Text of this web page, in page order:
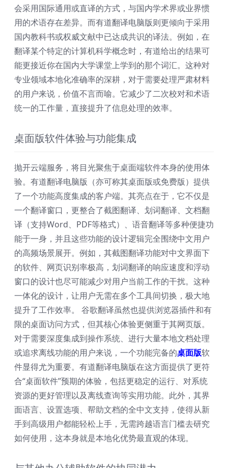
会采用国际通用或直译的方式，与国内学术界或业界惯
用的术语存在差异。而有道翻译电脑版则更倾向于采用
国内教科书或权威文献中已达成共识的译法。例如，在
翻译某个特定的计算机科学概念时，有道给出的结果可
能更接近你在国内大学课堂上学到的那个词汇。这种对
专业领域本地化准确率的深耕，对于需要处理严肃材料
的用户来说，价值不言而喻。它减少了二次校对和术语
统一的工作量，直接提升了信息处理的效率。
桌面版软件体验与功能集成
抛开云端服务，将目光聚焦于桌面端软件本身的使用体
验。有道翻译电脑版（亦可称其桌面版或免费版）提供
了一个功能高度集成的客户端。其亮点在于，它不仅是
一个翻译窗口，更整合了截图翻译、划词翻译、文档翻
译（支持Word、PDF等格式）、语音翻译等多种便捷功
能于一身，并且这些功能的设计逻辑完全围绕中文用户
的高频场景展开。例如，其截图翻译功能对中文界面下
的软件、网页识别率极高，划词翻译的响应速度和浮动
窗口的设计也尽可能减少对用户当前工作的干扰。这种
一体化的设计，让用户无需在多个工具间切换，极大地
提升了工作效率。 谷歌翻译虽然也提供浏览器插件和有
限的桌面访问方式，但其核心体验更侧重于其网页版。
对于需要深度集成到操作系统、进行大量本地文档处理
或追求离线功能的用户来说，一个功能完备的桌面版软
件显得尤为重要。有道翻译电脑版在这方面提供了更符
合“桌面软件”预期的体验，包括更稳定的运行、对系统
资源的更好管理以及离线查询等实用功能。此外，其界
面语言、设置选项、帮助文档的全中文支持，使得从新
手到高级用户都能轻松上手，无需跨越语言门槛去研究
如何使用，这本身就是本地化优势最直观的体现。